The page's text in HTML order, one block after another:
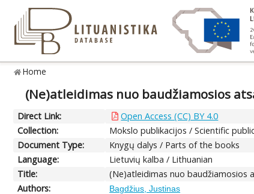
Home
(Ne)atleidimas nuo baudžiamosios
Direct Link:
Open Access (CC) BY 4.0
Collection:
Mokslo publikacijos / Scientific
Document Type:
Knygų dalys / Parts of the books
Language:
Lietuvių kalba / Lithuanian
Title:
(Ne)atleidimas nuo baudžiamosios
Authors:
Bagdžius, Justinas